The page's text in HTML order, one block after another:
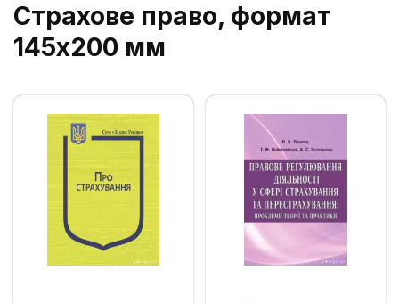
Страхове право, формат
145х200 мм